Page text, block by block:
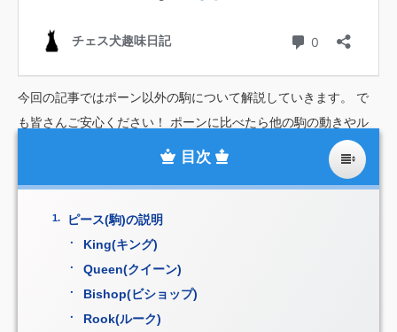
今回の記事ではポーン以外の駒について解説していきます。 で
も皆さんご安心ください！ ポーンに比べたら他の駒の動きやル
ールなんてめちゃくちゃ単純で簡単なんですよ。
ピース(駒)の説明
King(キング)
Queen(クイーン)
Bishop(ビショップ)
Rook(ルーク)